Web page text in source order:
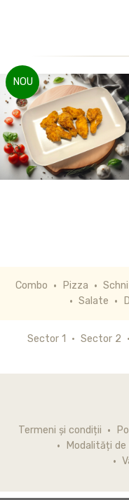
NOU
Combo Pizza
Salate
Sector 1 Sector 2
Termeni și condiții
Modalități